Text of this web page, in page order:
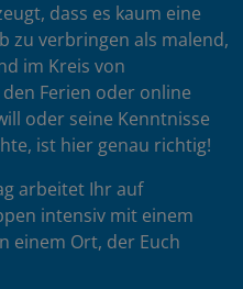
dass es kaum eine
zu verbringen als malend,
im Kreis von
Ferien oder online
oder seine Kenntnisse
ist hier genau richtig!
arbeitet Ihr auf
intensiv mit einem
einem Ort, der Euch